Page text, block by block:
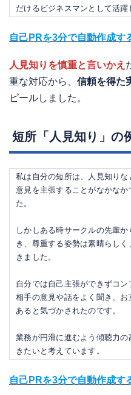
だけるビジネスマンとして活躍
自己PRを3分で自動作成す
人見知りを慎重と言いかえ
重な対応から、 信頼を得た
ピールしました。
短所「人見知り」の
私は自分の短所は、人見知り
意見を主張することがなかな
た。
しかしある時サークルの先輩
き、尊重する姿勢は素晴らし
きました。
自分では自己主張ができずコン
相手の意見や話をよく聞き、
あると気づかされたのです。
業務が円滑に進むよう傾聴力
きたいと考えています。
自己PRを3分で自動作成す